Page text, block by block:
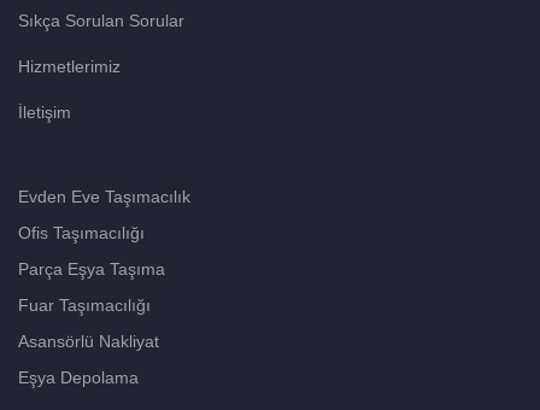
Sıkça Sorulan Sorular
Hizmetlerimiz
İletişim
Evden Eve Taşımacılık
Ofis Taşımacılığı
Parça Eşya Taşıma
Fuar Taşımacılığı
Asansörlü Nakliyat
Eşya Depolama